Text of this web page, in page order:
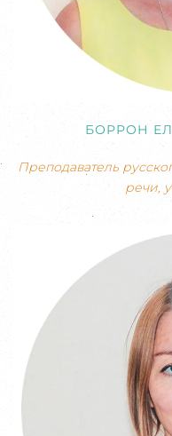
БОРРОН
Преподаватель
речи,